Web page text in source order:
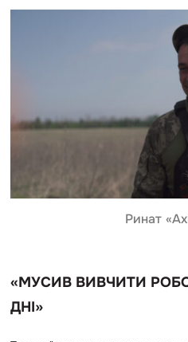
Ринат
«МУСИВ ВИВЧИТИ
ДНІ»